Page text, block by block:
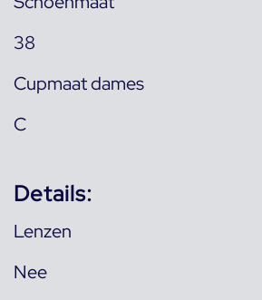
38
Cupmaat dames
C
Details:
Lenzen
Nee